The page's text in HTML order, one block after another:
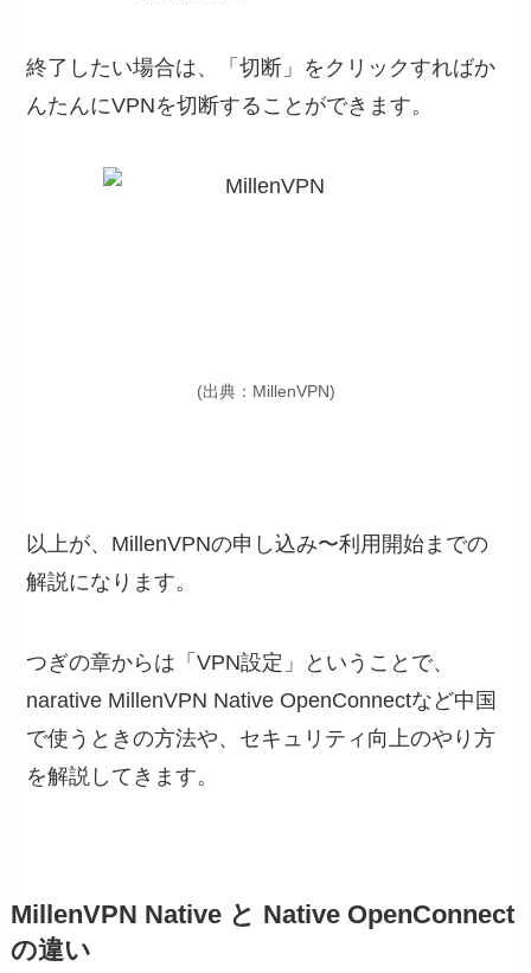
終了したい場合は、「切断」をクリックすればか
んたんにVPNを切断することができます。
(出典：MillenVPN)
以上が、MillenVPNの申し込み〜利用開始までの
解説になります。
つぎの章からは「VPN設定」ということで、
narative MillenVPN Native OpenConnectなど中国
で使うときの方法や、セキュリティ向上のやり方
を解説してきます。
MillenVPN Native と Native OpenConnect
の違い